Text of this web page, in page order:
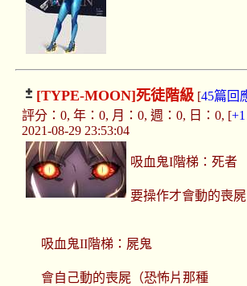
[TYPE-MOON]死徒階級[45篇回
評分：0, 年：0, 月：0, 週：0, 日：0, [+1
2021-08-29 23:53:04
吸血鬼I階梯：死者
要操作才會動的喪屍
吸血鬼II階梯：屍鬼
會自己動的喪屍（恐怖片那種